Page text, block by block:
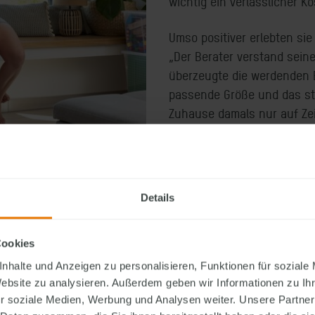
Details
und Anzeigen zu personalisieren, Funktionen für soziale
zu analysieren. Außerdem geben wir Informationen zu
soziale Medien, Werbung und Analysen weiter. Unsere
Umso positiver erlebten
„Der Berater verstand
überzeugte die
passende Größe und das
Zuhause damals nur auf
HAUSDESIGN